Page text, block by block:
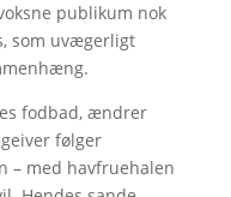
publikum nok
som uvægerligt
fodbad, ændrer
følger
– med havfruehalen